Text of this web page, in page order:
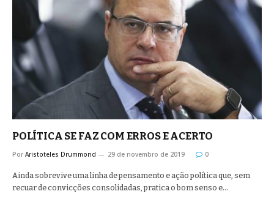
POLÍTICA SE FAZ COM ERROS E ACERTO
Por Aristoteles Drummond 29 de novembro de 2019 0
Ainda sobrevive uma linha de pensamento e ação política que, sem
recuar de convicções consolidadas, pratica o bom senso e…